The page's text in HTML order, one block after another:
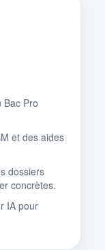
Bac Pro
et des aides
dossiers
concrètes.
IA pour